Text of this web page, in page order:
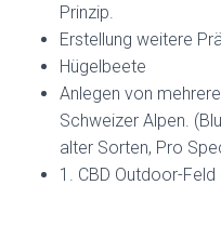
Prinzip.
Erstellung weitere
Hügelbeete
Anlegen von
Schweizer Alpen.
alter Sorten, Pro
1. CBD Outdoor-